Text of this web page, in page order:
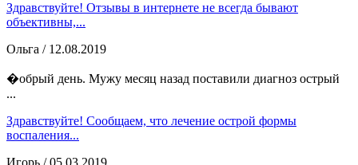
Здравствуйте! Отзывы в интернете не всегда бывают
объективны,...
Ольга / 12.08.2019
�обрый день. Мужу месяц назад поставили диагноз острый
...
Здравствуйте! Сообщаем, что лечение острой формы
воспаления...